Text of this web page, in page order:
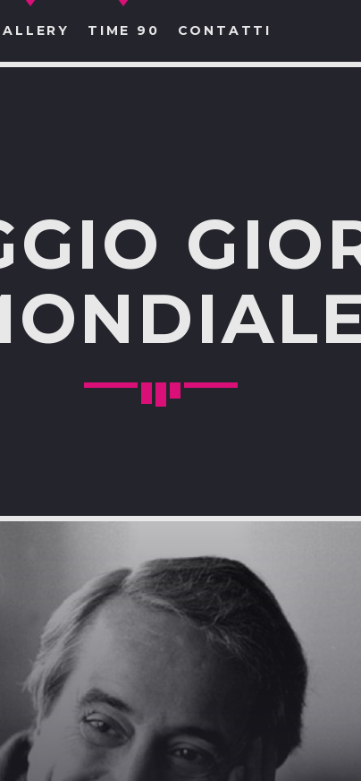
TIME 90 CONTATTI